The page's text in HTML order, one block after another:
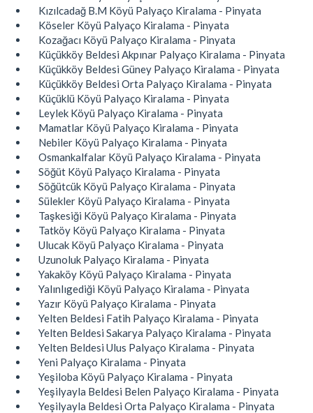
Kızılcadağ B.M Köyü Palyaço Kiralama - Pinyata
Köseler Köyü Palyaço Kiralama - Pinyata
Kozağacı Köyü Palyaço Kiralama - Pinyata
Küçükköy Beldesi Akpınar Palyaço Kiralama - Pinyata
Küçükköy Beldesi Güney Palyaço Kiralama - Pinyata
Küçükköy Beldesi Orta Palyaço Kiralama - Pinyata
Küçüklü Köyü Palyaço Kiralama - Pinyata
Leylek Köyü Palyaço Kiralama - Pinyata
Mamatlar Köyü Palyaço Kiralama - Pinyata
Nebiler Köyü Palyaço Kiralama - Pinyata
Osmankalfalar Köyü Palyaço Kiralama - Pinyata
Söğüt Köyü Palyaço Kiralama - Pinyata
Söğütcük Köyü Palyaço Kiralama - Pinyata
Sülekler Köyü Palyaço Kiralama - Pinyata
Taşkesiği Köyü Palyaço Kiralama - Pinyata
Tatköy Köyü Palyaço Kiralama - Pinyata
Ulucak Köyü Palyaço Kiralama - Pinyata
Uzunoluk Palyaço Kiralama - Pinyata
Yakaköy Köyü Palyaço Kiralama - Pinyata
Yalınlıgediği Köyü Palyaço Kiralama - Pinyata
Yazır Köyü Palyaço Kiralama - Pinyata
Yelten Beldesi Fatih Palyaço Kiralama - Pinyata
Yelten Beldesi Sakarya Palyaço Kiralama - Pinyata
Yelten Beldesi Ulus Palyaço Kiralama - Pinyata
Yeni Palyaço Kiralama - Pinyata
Yeşiloba Köyü Palyaço Kiralama - Pinyata
Yeşilyayla Beldesi Belen Palyaço Kiralama - Pinyata
Yeşilyayla Beldesi Orta Palyaço Kiralama - Pinyata